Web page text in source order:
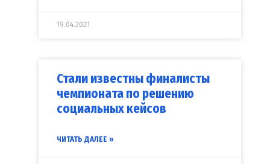
19.04.2021
Стали известны финалисты
чемпионата по решению
социальных кейсов
ЧИТАТЬ ДАЛЕЕ »